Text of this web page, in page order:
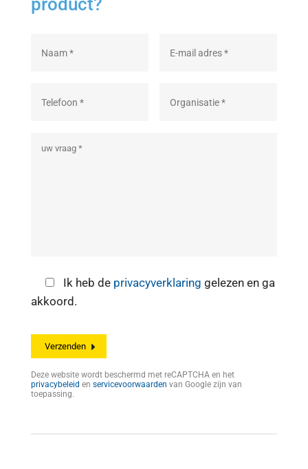
product?
Ik heb de privacyverklaring gelezen en ga
akkoord.
Deze website wordt beschermd met reCAPTCHA en het
privacybeleid en servicevoorwaarden van Google zijn van
toepassing.